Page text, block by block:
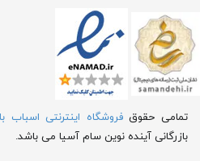
تمامی حقوقفروشگاه اینترنتی اسباب
بازرگانی آینده نوین سام آسیا می باشد.